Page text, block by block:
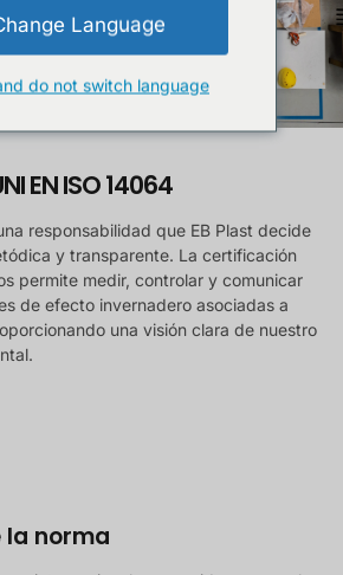
EN ISO 14064
Informar. Mejorar.
EN ISO 14064
responsabilidad que EB Plast decide
y transparente. La certificación
permite medir, controlar y comunicar
de efecto invernadero asociadas a
una visión clara de nuestro
la norma
Language
do not switch language